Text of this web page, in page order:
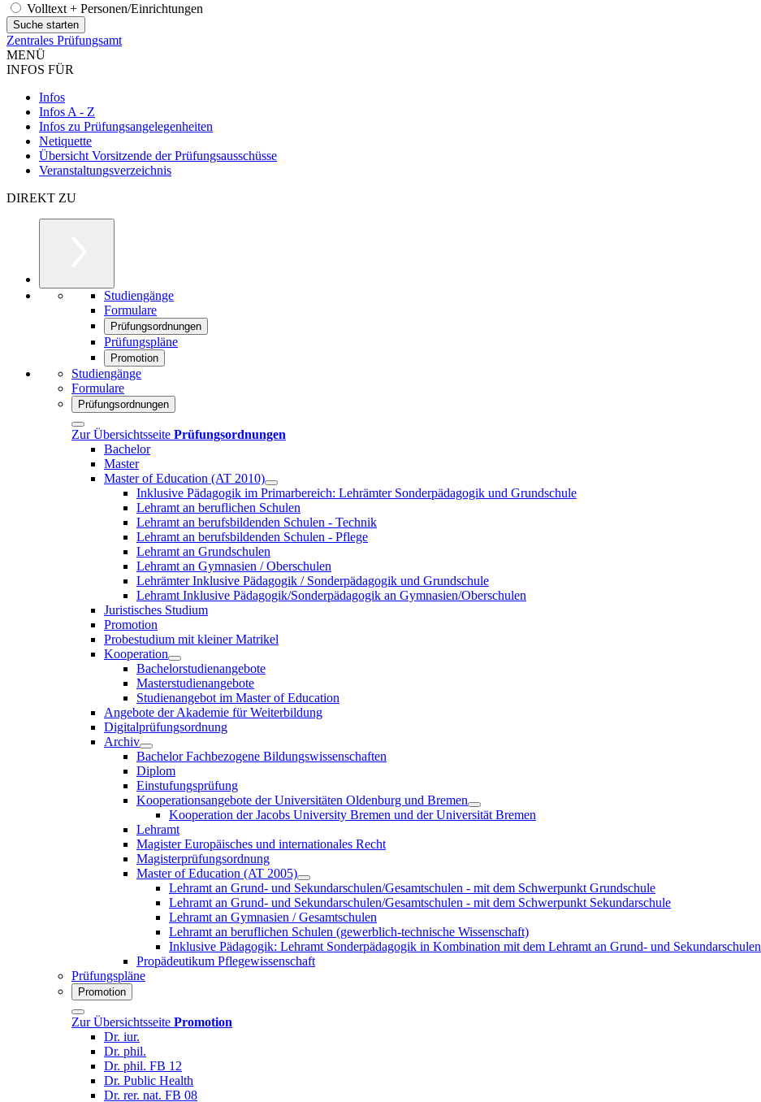
Volltext + Personen/Einrichtungen
Zentrales Prüfungsamt
MENÜ
INFOS FÜR
Infos
Infos A - Z
Infos zu Prüfungsangelegenheiten
Netiquette
Übersicht Vorsitzende der Prüfungsausschüsse
Veranstaltungsverzeichnis
DIREKT ZU
Studiengänge
Formulare
Prüfungsordnungen
Prüfungspläne
Promotion
Studiengänge
Formulare
Prüfungsordnungen
Zur Übersichtsseite Prüfungsordnungen
Bachelor
Master
Master of Education (AT 2010)
Inklusive Pädagogik im Primarbereich: Lehrämter Sonderpädagogik und Grundschule
Lehramt an beruflichen Schulen
Lehramt an berufsbildenden Schulen - Technik
Lehramt an berufsbildenden Schulen - Pflege
Lehramt an Grundschulen
Lehramt an Gymnasien / Oberschulen
Lehrämter Inklusive Pädagogik / Sonderpädagogik und Grundschule
Lehramt Inklusive Pädagogik/Sonderpädagogik an Gymnasien/Oberschulen
Juristisches Studium
Promotion
Probestudium mit kleiner Matrikel
Kooperation
Bachelorstudienangebote
Masterstudienangebote
Studienangebot im Master of Education
Angebote der Akademie für Weiterbildung
Digitalprüfungsordnung
Archiv
Bachelor Fachbezogene Bildungswissenschaften
Diplom
Einstufungsprüfung
Kooperationsangebote der Universitäten Oldenburg und Bremen
Kooperation der Jacobs University Bremen und der Universität Bremen
Lehramt
Magister Europäisches und internationales Recht
Magisterprüfungsordnung
Master of Education (AT 2005)
Lehramt an Grund- und Sekundarschulen/Gesamtschulen - mit dem Schwerpunkt Grundschule
Lehramt an Grund- und Sekundarschulen/Gesamtschulen - mit dem Schwerpunkt Sekundarschule
Lehramt an Gymnasien / Gesamtschulen
Lehramt an beruflichen Schulen (gewerblich-technische Wissenschaft)
Inklusive Pädagogik: Lehramt Sonderpädagogik in Kombination mit dem Lehramt an Grund- und Sekundarschulen
Propädeutikum Pflegewissenschaft
Prüfungspläne
Promotion
Zur Übersichtsseite Promotion
Dr. iur.
Dr. phil.
Dr. phil. FB 12
Dr. Public Health
Dr. rer. nat. FB 08